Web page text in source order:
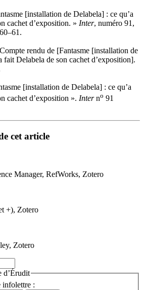
[installation de Delabela] : ce qu’a
cachet d’exposition. » Inter, numéro 91,
rendu de [Fantasme [installation de
fait Delabela de son cachet d’exposition].
[installation de Delabela] : ce qu’a
cachet d’exposition ». Interno 91
cet article
Manager, RefWorks, Zotero
+), Zotero
Zotero
d’Érudit
infolettre :